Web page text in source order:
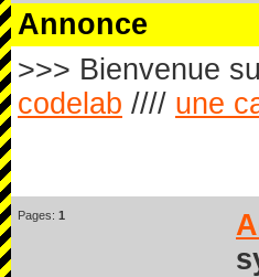
Annonce
>>> Bienvenue
codelab //// une
Pages: 1